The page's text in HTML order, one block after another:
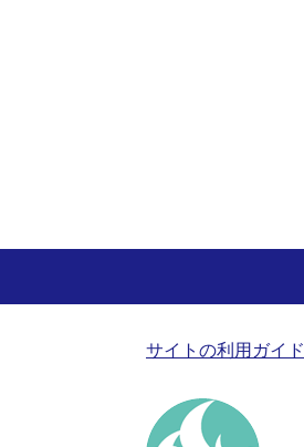
サイトの利用ガイド